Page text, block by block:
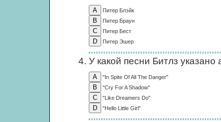
Питер Блэйк
Питер Браун
Питер Бест
Питер Эшер
У какой песни Битлз
"In Spite Of All The Danger"
"Cry For A Shadow"
"Like Dreamers Do"
"Hello Little Girl"